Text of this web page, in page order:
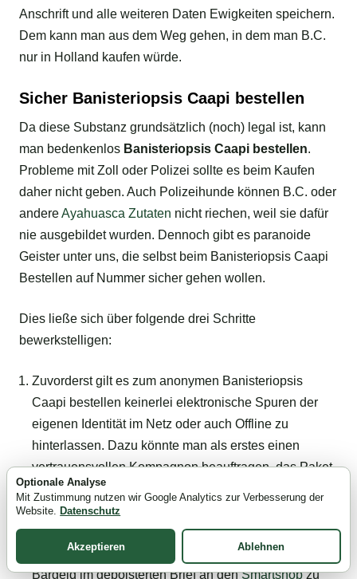
Anschrift und alle weiteren Daten Ewigkeiten speichern.
Dem kann man aus dem Weg gehen, in dem man B.C.
nur in Holland kaufen würde.
Sicher Banisteriopsis Caapi bestellen
Da diese Substanz grundsätzlich (noch) legal ist, kann
man bedenkenlos Banisteriopsis Caapi bestellen.
Probleme mit Zoll oder Polizei sollte es beim Kaufen
daher nicht geben. Auch Polizeihunde können B.C. oder
andereAyahuasca Zutaten nicht riechen, weil sie dafür
nie ausgebildet wurden. Dennoch gibt es paranoide
Geister unter uns, die selbst beim Banisteriopsis Caapi
Bestellen auf Nummer sicher gehen wollen.
Dies ließe sich über folgende drei Schritte
bewerkstelligen:
Zuvorderst gilt es zum anonymen Banisteriopsis
Caapi bestellen keinerlei elektronische Spuren der
eigenen Identität im Netz oder auch Offline zu
hinterlassen. Dazu könnte man als erstes einen
vertrauensvollen Kompagnon beauftragen, das Paket
an dessen Adresse zu bestellen.
In einem zweiten Safety-Schritt könnte man auch das
Bezahlen von ebenjenem erledigen lassen. Eine
andere Option wäre noch, den nötigen Betrag als
Bargeld im gepolsterten Brief an denSmartshopzu
Optionale Analyse
Mit Zustimmung nutzen wir Google Analytics zur Verbesserung der
Website. Datenschutz
Akzeptieren Ablehnen